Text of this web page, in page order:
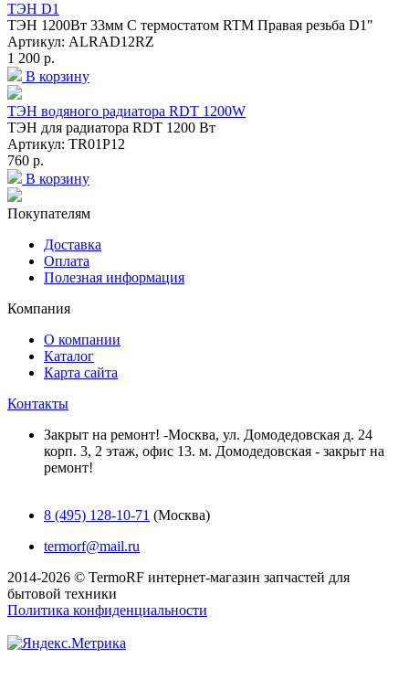
ТЭН D1
ТЭН 1200Вт 33мм С термостатом RTM Правая резьба D1"
Артикул: ALRAD12RZ
1 200 р.
В корзину
ТЭН водяного радиатора RDT 1200W
ТЭН для радиатора RDT 1200 Вт
Артикул: TR01P12
760 р.
В корзину
Покупателям
Доставка
Оплата
Полезная информация
Компания
О компании
Каталог
Карта сайта
Контакты
Закрыт на ремонт! -Москва, ул. Домодедовская д. 24
корп. 3, 2 этаж, офис 13. м. Домодедовская - закрыт на
ремонт!
8 (495) 128-10-71 (Москва)
termorf@mail.ru
2014-2026 © TermoRF интернет-магазин запчастей для
бытовой техники
Политика конфиденциальности